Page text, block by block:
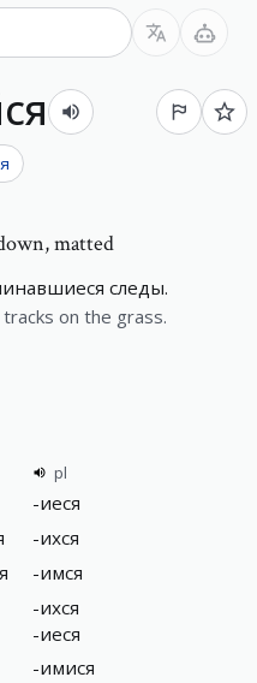
matted
следы.
on the grass.
pl
-иеся
-ихся
-имся
-ихся
-иеся
-имися